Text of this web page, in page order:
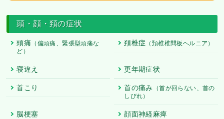
頭・顔・頚の症状
頭痛 （偏頭痛、緊張型頭痛な
ど）
頚椎症 （頚椎椎間板ヘルニア）
寝違え 更年期症状
首こり 首の痛み
（首が回らない、首の
しびれ）
脳梗塞 顔面神経麻痺